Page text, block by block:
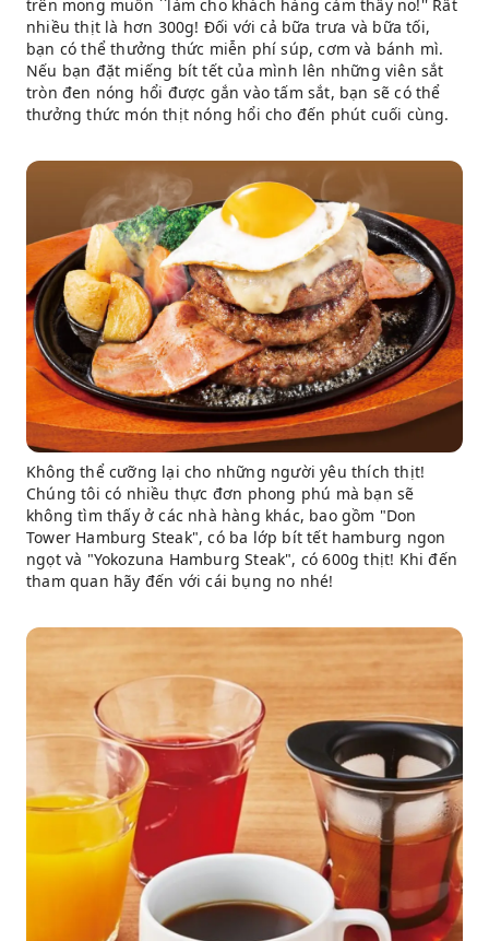
trên mong muốn ``làm cho khách hàng cảm thấy no!'' Rất
nhiều thịt là hơn 300g! Đối với cả bữa trưa và bữa tối,
bạn có thể thưởng thức miễn phí súp, cơm và bánh mì.
Nếu bạn đặt miếng bít tết của mình lên những viên sắt
tròn đen nóng hổi được gắn vào tấm sắt, bạn sẽ có thể
thưởng thức món thịt nóng hổi cho đến phút cuối cùng.
Không thể cưỡng lại cho những người yêu thích thịt!
Chúng tôi có nhiều thực đơn phong phú mà bạn sẽ
không tìm thấy ở các nhà hàng khác, bao gồm "Don
Tower Hamburg Steak", có ba lớp bít tết hamburg ngon
ngọt và "Yokozuna Hamburg Steak", có 600g thịt! Khi đến
tham quan hãy đến với cái bụng no nhé!